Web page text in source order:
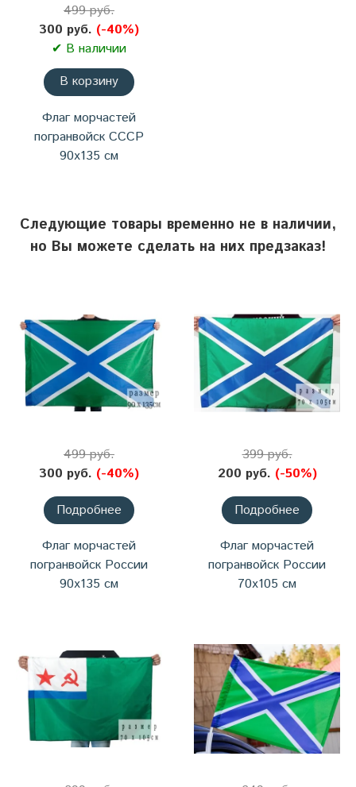
499 руб.
300 руб. (-40%)
✔ В наличии
В корзину
Флаг морчастей
погранвойск СССР
90х135 см
Следующие товары временно не в наличии,
но Вы можете сделать на них предзаказ!
499 руб.
300 руб. (-40%)
Подробнее
Флаг морчастей
погранвойск России
90х135 см
399 руб.
200 руб. (-50%)
Подробнее
Флаг морчастей
погранвойск России
70х105 см